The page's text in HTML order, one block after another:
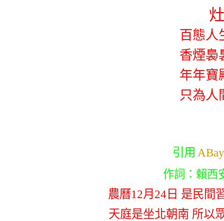
百態人
香煙裊
年年寶
只為人
引用 ABay
作詞：賴西
農曆12月24日 是民間
天庭是坐北朝南 所以